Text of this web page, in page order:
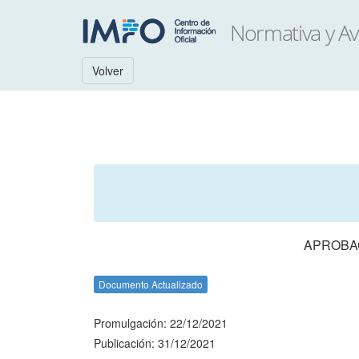
Volver
Documento Actualizado
Promulgación: 22/12/2021
Publicación: 31/12/2021